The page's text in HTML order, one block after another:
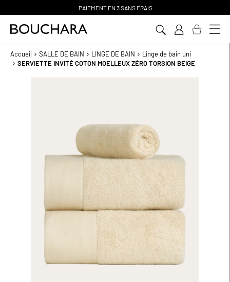
PAIEMENT EN 3 SANS FRAIS
Accueil SALLE DE BAIN LINGE DE BAIN
Linge de bain uni
SERVIETTE INVITÉ COTON MOELLEUX ZÉRO TORSION BEIGE